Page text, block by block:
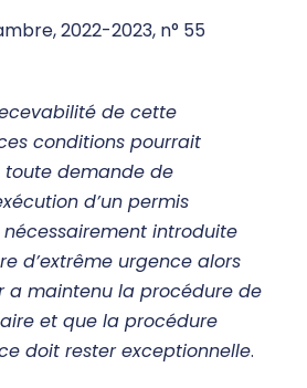
2022-2023, n° 55
de cette
conditions pourrait
demande de
d’un permis
nécessairement introduite
d’extrême urgence alors
a maintenu la procédure de
et que la procédure
doit rester exceptionnelle.